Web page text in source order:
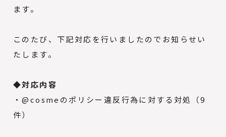
ます。
このたび、下記対応を行いましたのでお知らせい
たします。
◆対応内容
・@cosmeのポリシー違反行為に対する対処（9
件）